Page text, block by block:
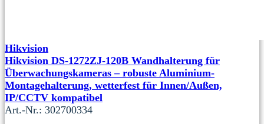
Hikvision
Hikvision DS-1272ZJ-120B Wandhalterung für
Überwachungskameras – robuste Aluminium-
Montagehalterung, wetterfest für Innen/Außen,
IP/CCTV kompatibel
Art.-Nr.: 302700334